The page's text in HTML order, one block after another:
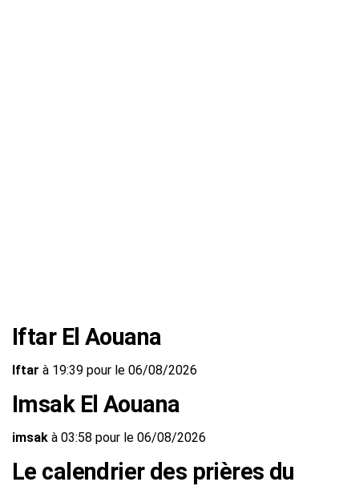
Iftar El Aouana
Iftar à 19:39 pour le 06/08/2026
Imsak El Aouana
imsak à 03:58 pour le 06/08/2026
Le calendrier des prières du